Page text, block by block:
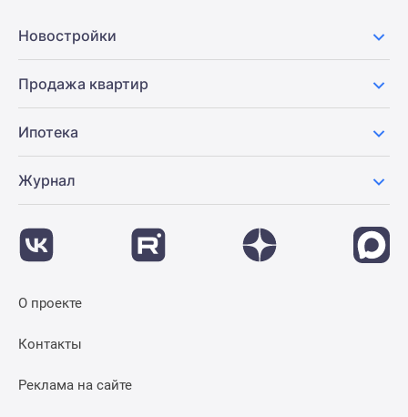
Новостройки
Продажа квартир
Ипотека
Журнал
О проекте
Контакты
Реклама на сайте